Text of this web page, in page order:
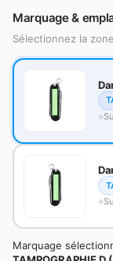
Marquage &
Sélectionnez la
Marquage